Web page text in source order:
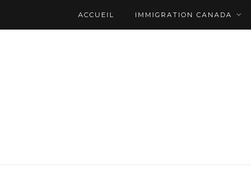
ACCUEIL IMMIGRATION CANADA